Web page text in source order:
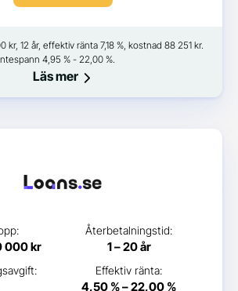
kr, 12 år, effektiv ränta 7,18 %, kostnad 88 251 kr.
4,95 % - 22,00 %.
Läs mer
000 kr
Återbetalningstid:
1 – 20 år
Effektiv ränta:
4,50 % – 22,00 %